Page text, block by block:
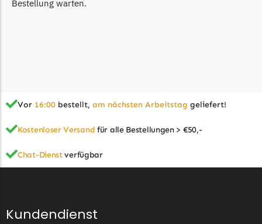
Bestellung warten.
Vor 16:00 bestellt, am nächsten Arbeitstag geliefert!
Kostenloser Versand für alle Bestellungen > €50,-
Chat-Dienstverfügbar
Kundendienst